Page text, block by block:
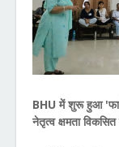
BHU में शुरू हुआ
नेतृत्व क्षमता